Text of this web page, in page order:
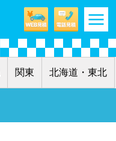
関東 北海道・東北